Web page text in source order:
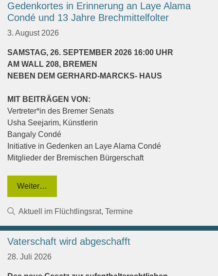
Gedenkortes in Erinnerung an Laye Alama
Condé und 13 Jahre Brechmittelfolter
3. August 2026
SAMSTAG, 26. SEPTEMBER 2026 16:00 UHR
AM WALL 208, BREMEN
NEBEN DEM GERHARD-MARCKS- HAUS
MIT BEITRÄGEN VON:
Vertreter*in des Bremer Senats
Usha Seejarim, Künstlerin
Bangaly Condé
Initiative in Gedenken an Laye Alama Condé
Mitglieder der Bremischen Bürgerschaft
Weiter…
Kategorien
Aktuell im Flüchtlingsrat, Termine
Vaterschaft wird abgeschafft
28. Juli 2026